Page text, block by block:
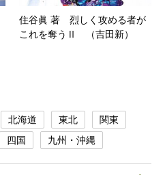
住谷眞 著 烈しく攻める者が
これを奪うⅡ （吉田新）
北海道 東北
関東
四国 九州・沖縄